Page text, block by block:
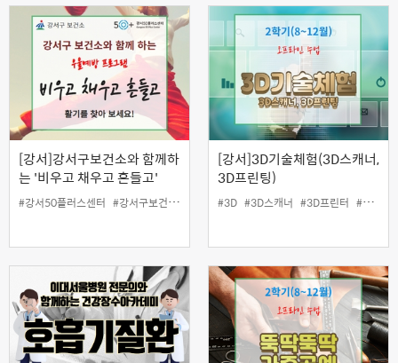
[강서]강서구보건소와 함께하
는 '비우고 채우고 흔들고'
#강서50플러스센터 #강서구보건소 #댄스 #약 #우울 #일활동지원 #정리
[강서]3D기술체험(3D스캐너,
3D프린팅)
#3D #3D스캐너 #3D프린터 #3D프린팅